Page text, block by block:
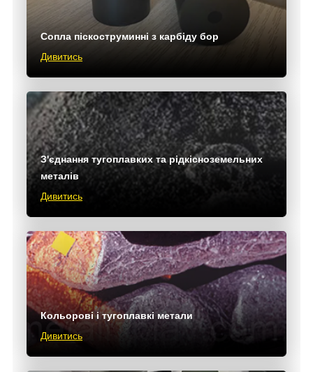
Сопла піскоструминні з карбіду бор
Дивитись
З'єднання тугоплавких та рідкісноземельних
металів
Дивитись
Кольорові і тугоплавкі метали
Дивитись